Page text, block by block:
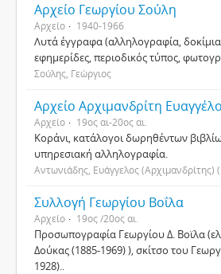
Αρχείο Γεωργίου Σούλη
Αρχείο 1940-1966
Λυτά έγγραφα (αλληλογραφία,
εφημερίδες, περιοδικός τύπος,
Σούλης, Γεώργιος
Αρχείο Αρχιμανδρίτη
Αρχείο 19ος αι-20ος αι.
Κοράνι, κατάλογοι δωρηθέντων
υπηρεσιακή αλληλογραφία.
Αντωνιάδης, Ευάγγελος (Αρχιμανδρίτης)
Συλλογή Γεωργίου Βοΐλα
Αρχείο 19ος /20ος αι.
Προσωπογραφία Γεωργίου Δ. Βοϊλα
Δούκας (1885-1969) ), σκίτσο του
1928)..